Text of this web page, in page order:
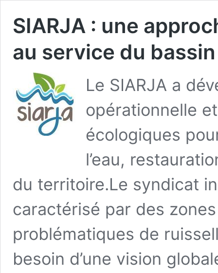
SIARJA : une
au service du
Le SIARJA a
opérationnelle
écologiques
l’eau,
du territoire.Le syndicat
caractérisé par des
problématiques de
besoin d’une vision